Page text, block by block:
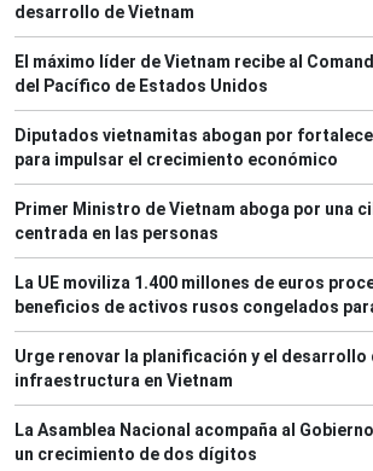
desarrollo de Vietnam
El máximo líder de Vietnam recibe al
del Pacífico de Estados Unidos
Diputados vietnamitas abogan por
para impulsar el crecimiento económico
Primer Ministro de Vietnam aboga por una
centrada en las personas
La UE moviliza 1.400 millones de euros
beneficios de activos rusos congelados
Urge renovar la planificación y el desarrollo
infraestructura en Vietnam
La Asamblea Nacional acompaña al
un crecimiento de dos dígitos